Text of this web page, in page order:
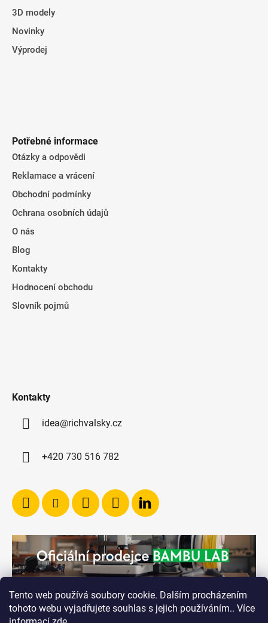
Tento web používá soubory cookie. Dalším procházením
tohoto webu vyjadřujete souhlas s jejich používáním.. Více
3D modely
Novinky
Výprodej
Potřebné informace
Otázky a odpovědi
Reklamace a vrácení
Obchodní podmínky
Ochrana osobních údajů
O nás
Blog
Kontakty
Hodnocení obchodu
Slovník pojmů
Kontakty
idea@richvalsky.cz
+420 730 516 782